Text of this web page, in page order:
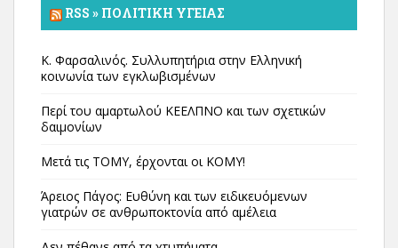
RSS » ΠΟΛΙΤΙΚΉ ΥΓΕΊΑΣ
Κ. Φαρσαλινός. Συλλυπητήρια στην Ελληνική
κοινωνία των εγκλωβισμένων
Περί του αμαρτωλού ΚΕΕΛΠΝΟ και των σχετικών
δαιμονίων
Μετά τις ΤΟΜΥ, έρχονται οι ΚΟΜΥ!
Άρειος Πάγος: Ευθύνη και των ειδικευόμενων
γιατρών σε ανθρωποκτονία από αμέλεια